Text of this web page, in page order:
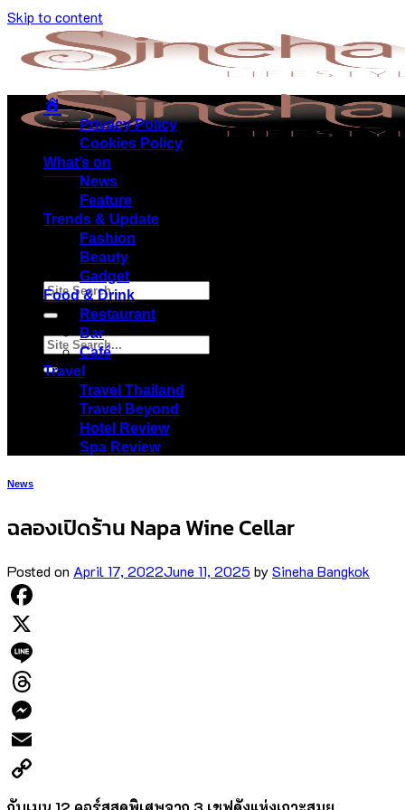
Skip to content
Menu
Privacy Policy
Cookies Policy
What’s on
News
Feature
Trends & Update
Fashion
Beauty
Gadget
Food & Drink
Restaurant
Bar
Café
Travel
Travel Thailand
Travel Beyond
Hotel Review
Spa Review
News
ฉลองเปิดร้าน Napa Wine Cellar
Posted on April 17, 2022June 11, 2025 bySineha Bangkok
Facebook
X
Line
Threads
Messenger
Email
Copy